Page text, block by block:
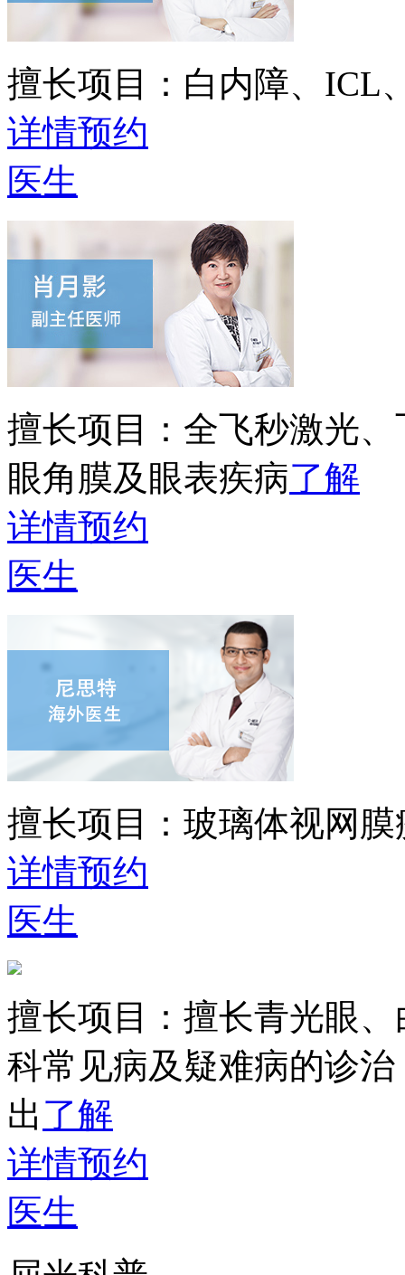
擅长项目： 白内障、ICL
详情预约
医生
擅长项目： 全飞秒激光
眼角膜及眼表疾病了解
详情预约
医生
擅长项目： 玻璃体视网
详情预约
医生
擅长项目： 擅长青光眼
科常见病及疑难病的诊
出 了解
详情预约
医生